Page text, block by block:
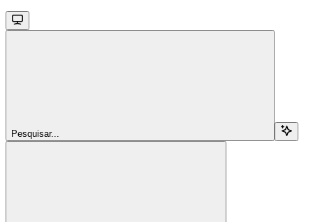
Pesquisar...